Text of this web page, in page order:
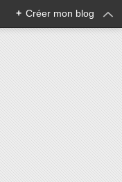
+ Créer mon blog